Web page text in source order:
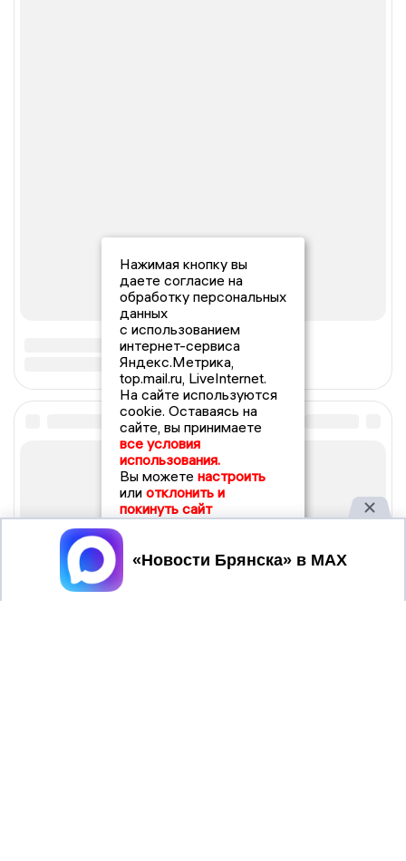
Нажимая кнопку вы
даете согласие на
обработку персональных
данных
с использованием
интернет-сервиса
Яндекс.Метрика,
top.mail.ru, LiveInternet.
На сайте используются
cookie. Оставаясь на
сайте, вы принимаете
все условия
использования.
Вы можете настроить
или отклонить и
покинуть сайт
Принять